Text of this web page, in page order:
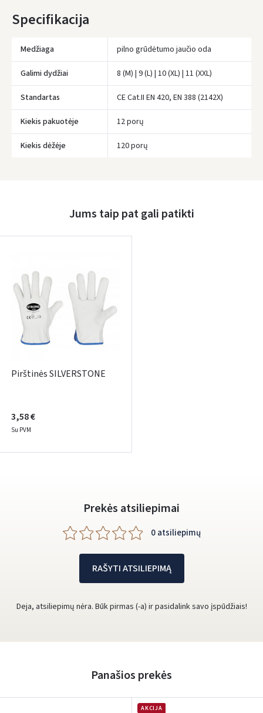
* Pristatymo terminai yra preliminarūs ir gali priklausyti nuo kurjerių
Specifikacija
Medžiaga pilno grūdėtumo jaučio oda
Galimi dydžiai 8 (M) | 9 (L) | 10 (XL) | 11 (XXL)
Standartas CE Cat.II EN 420, EN 388 (2142X)
Kiekis pakuotėje 12 porų
Kiekis dėžėje 120 porų
Jums taip pat gali patikti
Pirštinės SILVERSTONE
3,58 €
Su PVM
Prekės atsiliepimai
0 atsiliepimų
RAŠYTI ATSILIEPIMĄ
Deja, atsiliepimų nėra. Būk pirmas (-a) ir pasidalink savo įspūdžiais!
Įvertinimas:
Panašios prekės
AKCIJA
Dar neturite paskyros? Registruokites